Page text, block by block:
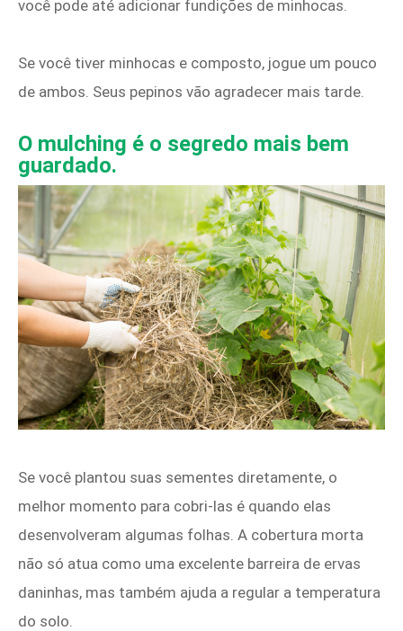
você pode até adicionar fundições de minhocas.
Se você tiver minhocas e composto, jogue um pouco
de ambos. Seus pepinos vão agradecer mais tarde.
O mulching é o segredo mais bem
guardado.
Se você plantou suas sementes diretamente, o
melhor momento para cobri-las é quando elas
desenvolveram algumas folhas. A cobertura morta
não só atua como uma excelente barreira de ervas
daninhas, mas também ajuda a regular a temperatura
do solo.